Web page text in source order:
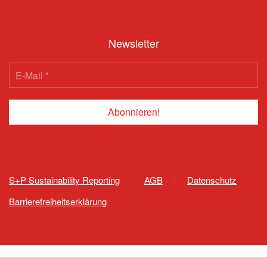
Newsletter
S+P Sustainability Reporting AGB
Datenschutz
Barrierefreiheitserklärung